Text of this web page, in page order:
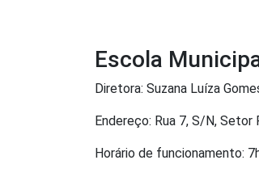
Escola
Diretora: Suzana Luíza
Endereço: Rua 7, S/N,
Horário de funcionamento: